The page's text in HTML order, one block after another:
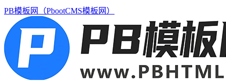
PB模板网（PbootCMS模板网）